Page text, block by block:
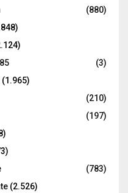
(880)
(3)
(1.965)
(210)
(197)
(783)
(2.526)